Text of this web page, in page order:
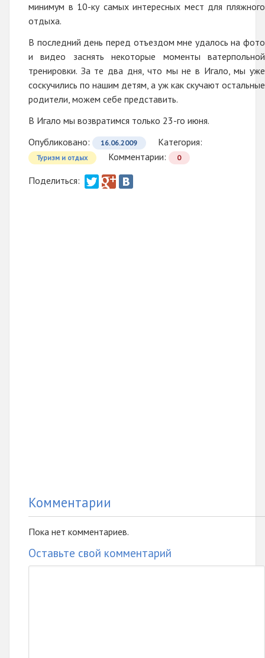
минимум в 10-ку самых интересных мест для пляжного
отдыха.
В последний день перед отъездом мне удалось на фото
и видео заснять некоторые моменты ватерпольной
тренировки. За те два дня, что мы не в Игало, мы уже
соскучились по нашим детям, а уж как скучают остальные
родители, можем себе представить.
В Игало мы возвратимся только 23-го июня.
Опубликовано:
16.06.2009 Категория:
Туризм и отдых Комментарии: 0
Поделиться:
Комментарии
Пока нет комментариев.
Оставьте свой комментарий